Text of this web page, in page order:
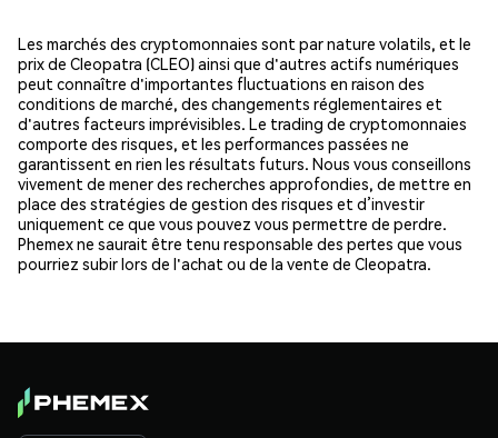
Les marchés des cryptomonnaies sont par nature volatils, et le
prix de Cleopatra (CLEO) ainsi que d'autres actifs numériques
peut connaître d'importantes fluctuations en raison des
conditions de marché, des changements réglementaires et
d'autres facteurs imprévisibles. Le trading de cryptomonnaies
comporte des risques, et les performances passées ne
garantissent en rien les résultats futurs. Nous vous conseillons
vivement de mener des recherches approfondies, de mettre en
place des stratégies de gestion des risques et d’investir
uniquement ce que vous pouvez vous permettre de perdre.
Phemex ne saurait être tenu responsable des pertes que vous
pourriez subir lors de l'achat ou de la vente de Cleopatra.